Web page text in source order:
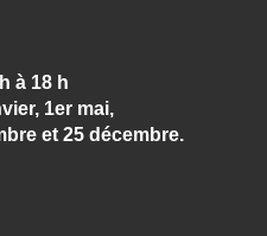
à 18 h
1er mai,
et 25 décembre.